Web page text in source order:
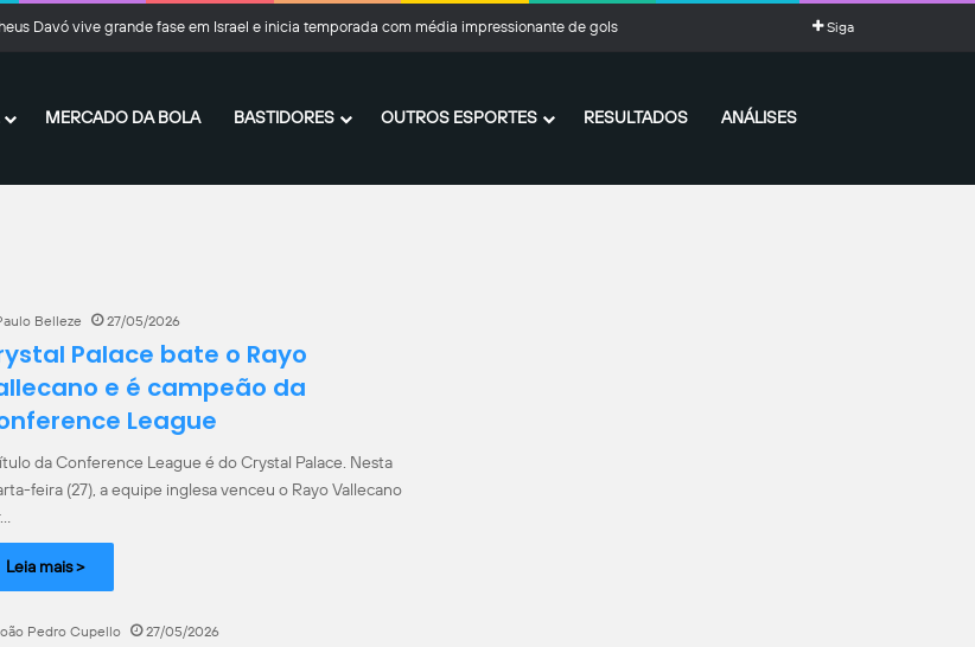
de final da Copa do Brasil: “Temos que sonhar grande” Siga
MERCADO DA BOLA BASTIDORES OUTROS ESPORTES RESULTADOS ANÁLISES
Belleze 27/05/2026
Palace bate o Rayo
e é campeão da
League
da Conference League é do Crystal Palace. Nesta
feira (27), a equipe inglesa venceu o Rayo Vallecano
Leia mais >
Pedro Cupello 27/05/2026